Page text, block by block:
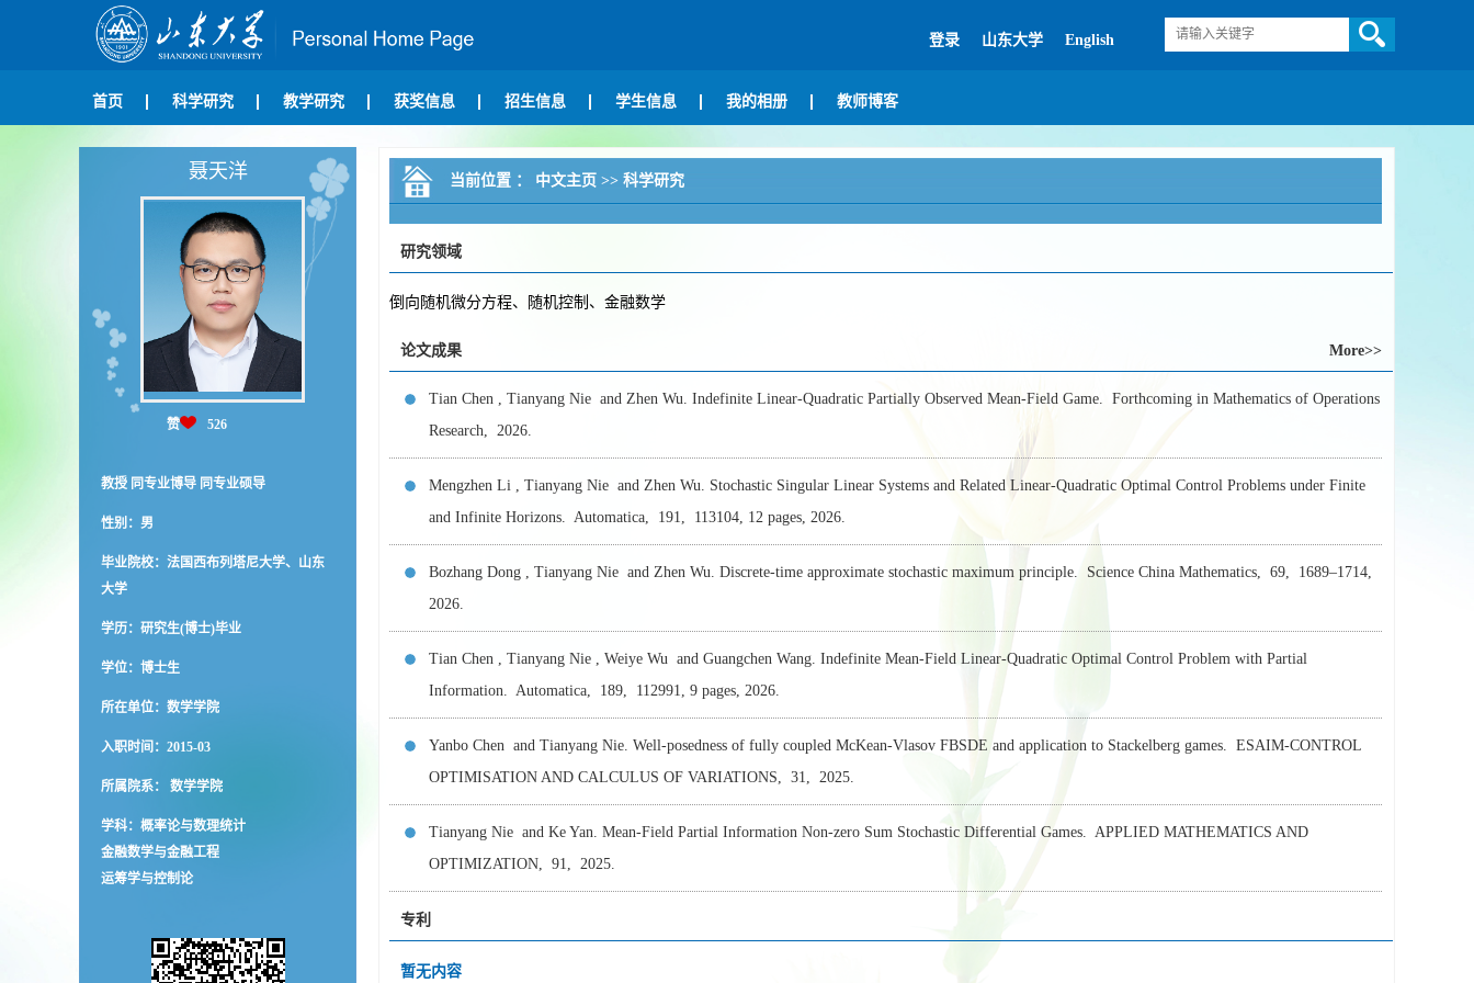
登录 山东大学 English
首页 科学研究 教学研究 获奖信息 招生信息 学生信息 我的相册 教师博客
聂天洋
赞 526
教授 同专业博导 同专业硕导
性别：男
毕业院校：法国西布列塔尼大学、山东
大学
学历：研究生(博士)毕业
学位：博士生
所在单位：数学学院
入职时间：2015-03
所属院系： 数学学院
学科：概率论与数理统计
金融数学与金融工程
运筹学与控制论
当前位置 ： 中文主页 >> 科学研究
研究领域
倒向随机微分方程、随机控制、金融数学
论文成果 More>>
Tian Chen , Tianyang Nie and Zhen Wu. Indefinite Linear-Quadratic Partially Observed Mean-Field Game. Forthcoming in Mathematics of Operations
Research, 2026.
Mengzhen Li , Tianyang Nie and Zhen Wu. Stochastic Singular Linear Systems and Related Linear-Quadratic Optimal Control Problems under Finite
and Infinite Horizons. Automatica, 191, 113104, 12 pages, 2026.
Bozhang Dong , Tianyang Nie and Zhen Wu. Discrete-time approximate stochastic maximum principle. Science China Mathematics, 69,
1689–1714,
2026.
Tian Chen , Tianyang Nie , Weiye Wu and Guangchen Wang. Indefinite Mean-Field Linear-Quadratic Optimal Control Problem with Partial
Information. Automatica, 189, 112991, 9 pages, 2026.
Yanbo Chen and Tianyang Nie. Well-posedness of fully coupled McKean-Vlasov FBSDE and application to Stackelberg games. ESAIM-CONTROL
OPTIMISATION AND CALCULUS OF VARIATIONS, 31, 2025.
Tianyang Nie and Ke Yan. Mean-Field Partial Information Non-zero Sum Stochastic Differential Games. APPLIED MATHEMATICS AND
OPTIMIZATION, 91, 2025.
专利
暂无内容